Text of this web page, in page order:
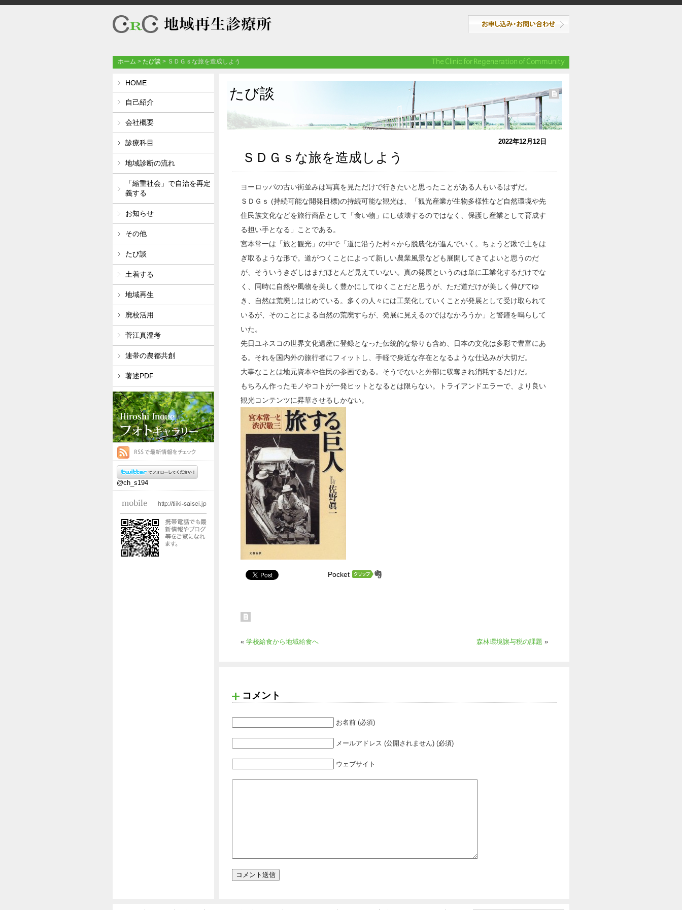
ホーム > たび談 > ＳＤＧｓな旅を造成しよう
たび談
2022年12月12日
ＳＤＧｓな旅を造成しよう
ヨーロッパの古い街並みは写真を見ただけで行きたいと思ったことがある人もいるはずだ。
ＳＤＧｓ (持続可能な開発目標)の持続可能な観光は、「観光産業が生物多様性など自然環境や先
住民族文化などを旅行商品として「食い物」にし破壊するのではなく、保護し産業として育成す
る担い手となる」ことである。
宮本常一は「旅と観光」の中で「道に沿うた村々から脱農化が進んでいく。ちょうど鍬で土をは
ぎ取るような形で。道がつくことによって新しい農業風景なども展開してきてよいと思うのだ
が、そういうきざしはまだほとんど見えていない。真の発展というのは単に工業化するだけでな
く、同時に自然や風物を美しく豊かにしてゆくことだと思うが、ただ道だけが美しく伸びてゆ
き、自然は荒廃しはじめている。多くの人々には工業化していくことが発展として受け取られて
いるが、そのことによる自然の荒廃すらが、発展に見えるのではなかろうか」と警鐘を鳴らして
いた。
先日ユネスコの世界文化遺産に登録となった伝統的な祭りも含め、日本の文化は多彩で豊富にあ
る。それを国内外の旅行者にフィットし、手軽で身近な存在となるような仕込みが大切だ。
大事なことは地元資本や住民の参画である。そうでないと外部に収奪され消耗するだけだ。
もちろん作ったモノやコトが一発ヒットとなるとは限らない。トライアンドエラーで、より良い
観光コンテンツに昇華させるしかない。
Pocket
«学校給食から地域給食へ 森林環境譲与税の課題 »
コメント
お名前 (必須)
メールアドレス (公開されません) (必須)
ウェブサイト
HOME
自己紹介
会社概要
診療科目
地域診断の流れ
「縮重社会」で自治を再定
義する
お知らせ
その他
たび談
土着する
地域再生
廃校活用
菅江真澄考
連帯の農都共創
著述PDF
@ch_s194